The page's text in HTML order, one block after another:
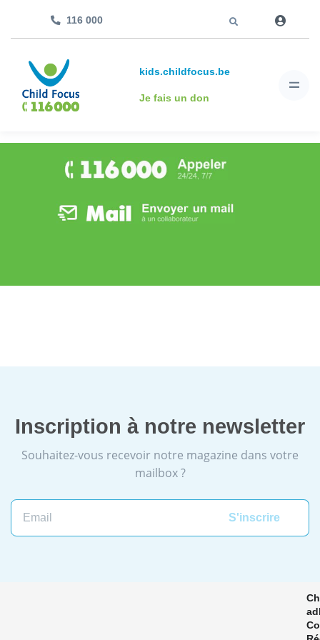
116 000
kids.childfocus.be
Je fais un don
Inscription à notre newsletter
Souhaitez-vous recevoir notre magazine dans votre
mailbox ?
Email